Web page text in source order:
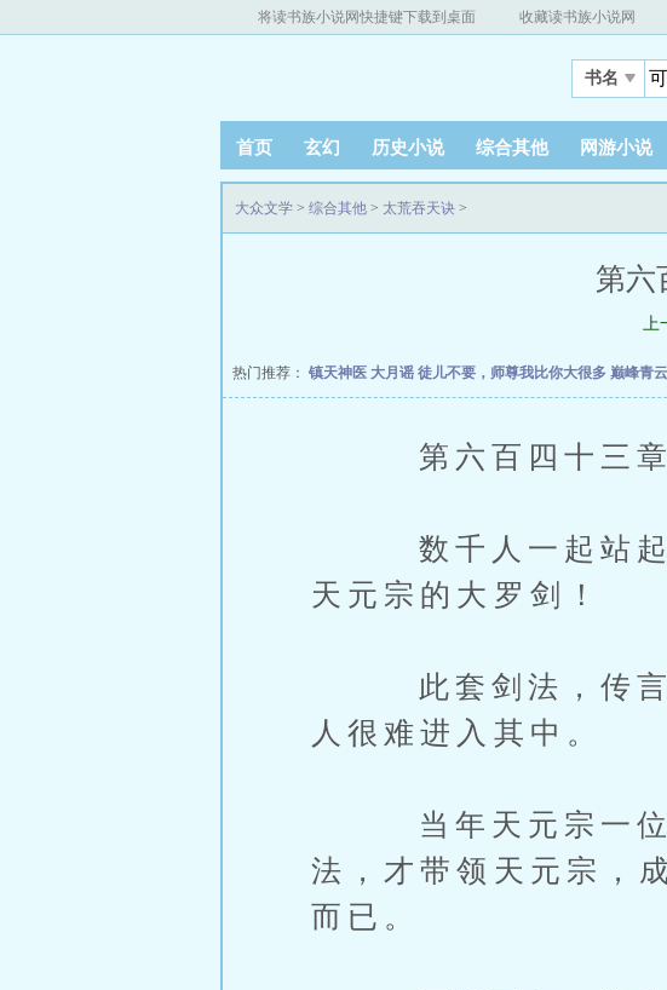
将读书族小说网快捷键下载到桌面 收藏读书族小说网
书名
首页 玄幻 历史小说 综合其他 网游小说
大众文学 > 综合其他 > 太荒吞天诀 >
第六
上
热门推荐： 镇天神医 大月谣 徒儿不要，师尊我比你大很多 巅峰青
第六百四十三章
数千人一起站起来
天元宗的大罗剑！
此套剑法，传言来
人很难进入其中。
当年天元宗一位先
法，才带领天元宗，
而已。